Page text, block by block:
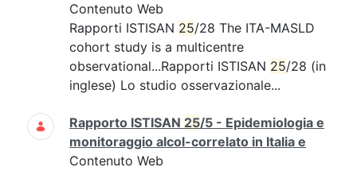
Contenuto Web
Rapporti ISTISAN 25/28 The ITA-MASLD
cohort study is a multicentre
observational...Rapporti ISTISAN 25/28 (in
inglese) Lo studio osservazionale...
Rapporto ISTISAN 25/5 - Epidemiologia e
monitoraggio alcol-correlato in Italia e
Contenuto Web